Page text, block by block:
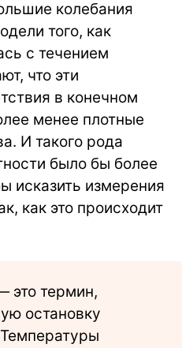
колебания
того, как
с течением
что эти
в конечном
менее плотные
И такого рода
было бы более
исказить измерения
как это происходит
это термин,
остановку